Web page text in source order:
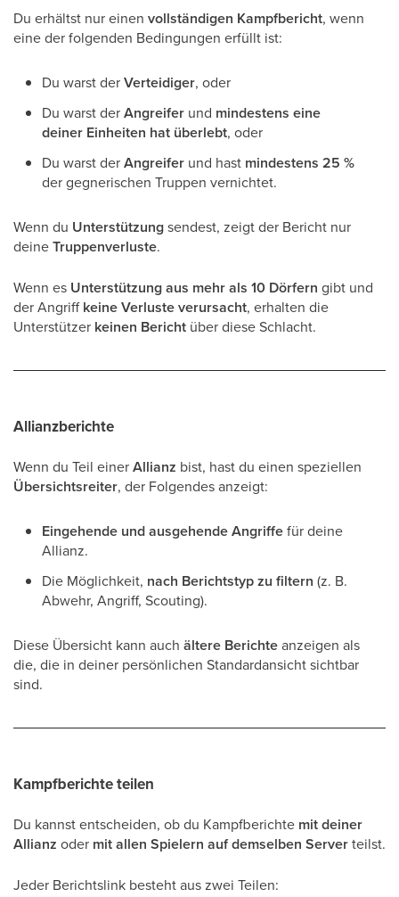
Du erhältst nur einen vollständigen Kampfbericht, wenn
eine der folgenden Bedingungen erfüllt ist:
Du warst derVerteidiger, oder
Du warst derAngreifer und mindestens eine
deiner Einheiten hat überlebt, oder
Du warst derAngreifer und hast mindestens 25 %
der gegnerischen Truppen vernichtet.
Wenn du Unterstützungsendest, zeigt der Bericht nur
deineTruppenverluste.
Wenn es Unterstützung aus mehr als 10 Dörfern gibt und
der Angriffkeine Verluste verursacht, erhalten die
Unterstützer keinen Bericht über diese Schlacht.
Allianzberichte
Wenn du Teil einerAllianz bist, hast du einen speziellen
Übersichtsreiter, der Folgendes anzeigt:
Eingehende und ausgehende Angriffefür deine
Allianz.
Die Möglichkeit, nach Berichtstyp zu filtern (z. B.
Abwehr, Angriff, Scouting).
Diese Übersicht kann auch ältere Berichteanzeigen als
die, die in deiner persönlichen Standardansicht sichtbar
sind.
Kampfberichte teilen
Du kannst entscheiden, ob du Kampfberichte mit deiner
Allianz oder mit allen Spielern auf demselben Serverteilst.
Jeder Berichtslink besteht aus zwei Teilen: